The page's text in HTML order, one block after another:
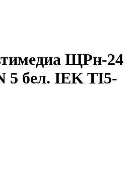
ЩРн-24
5 бел. IEK TI5-